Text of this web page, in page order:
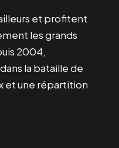
et profitent
les grands
2004,
la bataille de
et une répartition